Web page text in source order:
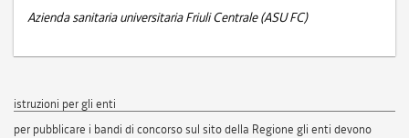
Azienda sanitaria universitaria Friuli Centrale (ASU FC)
istruzioni per gli enti
per pubblicare i bandi di concorso sul sito della Regione gli enti devono